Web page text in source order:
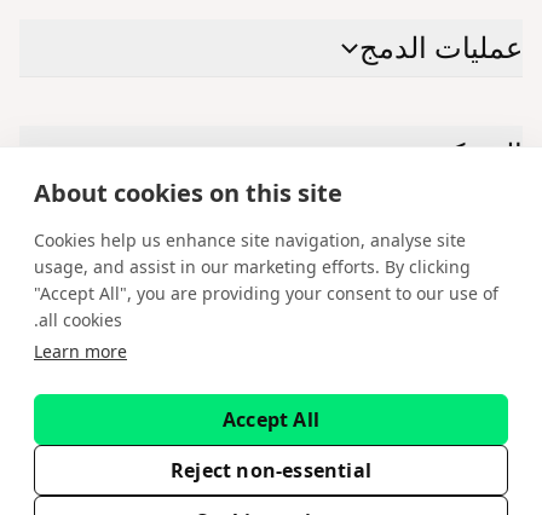
About cookies on this site
Cookies help us enhance site navigation, analyse site
usage, and assist in our marketing efforts. By clicking
"Accept All", you are providing your consent to our use of
all cookies.
Learn more
Accept All
Reject non-essential
عمليات الدمج
الشركة
الاتصال بنا
LinkedIn
YouTube
X
Instagram
Facebook
حقوق الطبع والنشر © 2026 لشركة ®Spotware Systems Ltd. cTrader®, Open
الحقوق محفوظة. توفر شركة Spotware Systems Ltd المنصة كخدمة وتطوير
البرمجيات. المعلومات الموجودة على هذا الموقع هي لأغراض إعلامية عامة فقط ولا
تُشكِّل نصيحة مالية أو استثمارية. لا تستهدف Spotware المستثمرين الأفراد. تتحمل